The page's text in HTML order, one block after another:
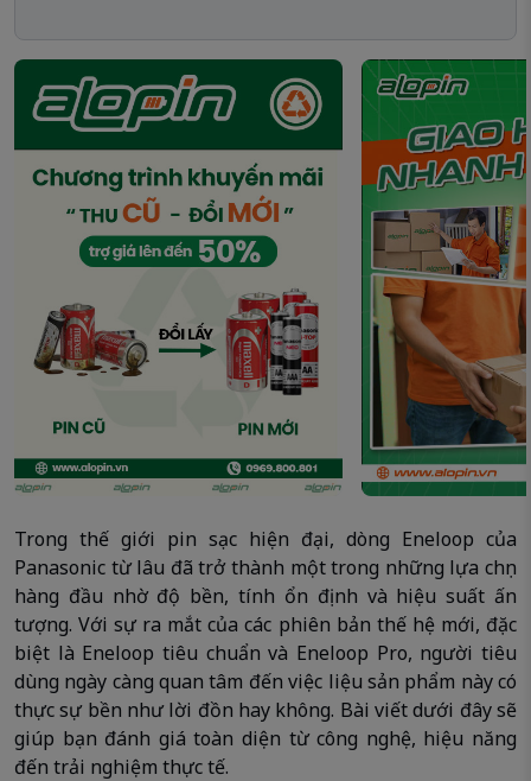
Trong thế giới pin sạc hiện đại, dòng Eneloop của
Panasonic từ lâu đã trở thành một trong những lựa chọn
hàng đầu nhờ độ bền, tính ổn định và hiệu suất ấn
tượng. Với sự ra mắt của các phiên bản thế hệ mới, đặc
biệt là Eneloop tiêu chuẩn và Eneloop Pro, người tiêu
dùng ngày càng quan tâm đến việc liệu sản phẩm này có
thực sự bền như lời đồn hay không. Bài viết dưới đây sẽ
giúp bạn đánh giá toàn diện từ công nghệ, hiệu năng
đến trải nghiệm thực tế.